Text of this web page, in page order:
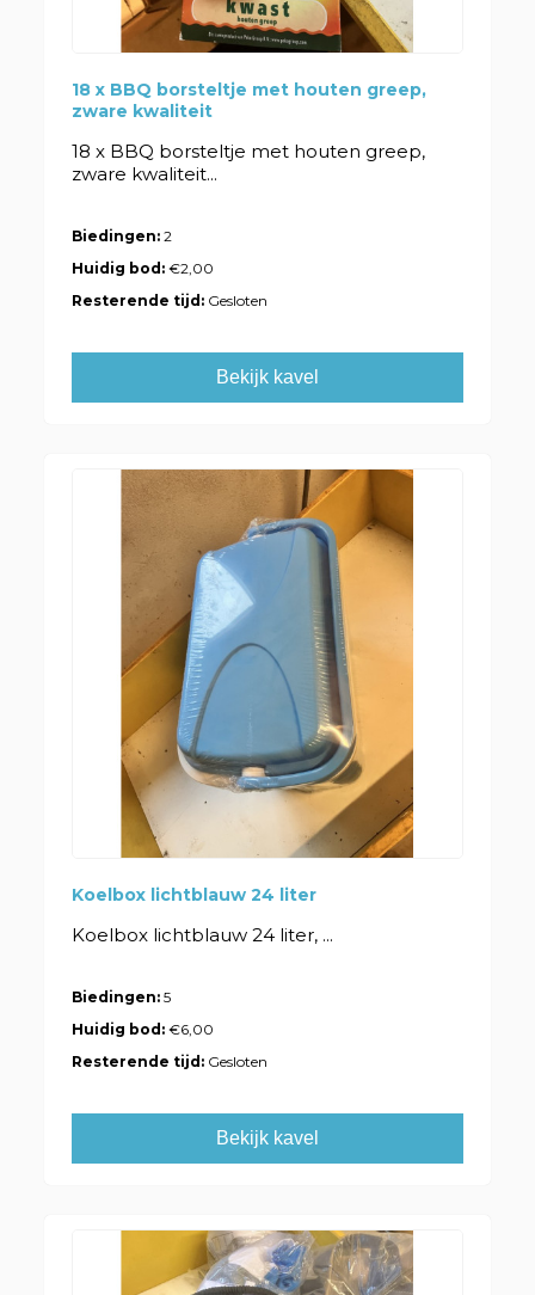
18 x BBQ borsteltje met houten greep,
zware kwaliteit
18 x BBQ borsteltje met houten greep,
zware kwaliteit...
Biedingen: 2
Huidig bod:€2,00
Resterende tijd: Gesloten
Bekijk kavel
Koelbox lichtblauw 24 liter
Koelbox lichtblauw 24 liter, ...
Biedingen: 5
Huidig bod:€6,00
Resterende tijd: Gesloten
Bekijk kavel